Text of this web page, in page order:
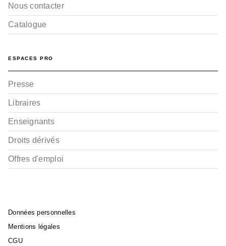
Nous contacter
Catalogue
ESPACES PRO
Presse
Libraires
Enseignants
Droits dérivés
Offres d'emploi
Données personnelles
Mentions légales
CGU